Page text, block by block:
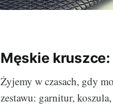
Męskie
Żyjemy w czasach, gdy
zestawu: garnitur,